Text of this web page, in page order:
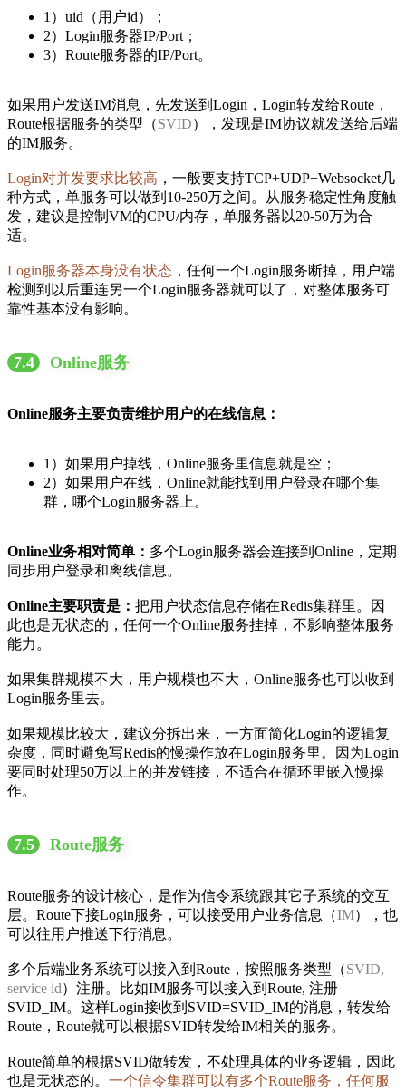
1）uid（用户id）；
2）Login服务器IP/Port；
3）Route服务器的IP/Port。
如果用户发送IM消息，先发送到Login，Login转发给Route，
Route根据服务的类型（SVID），发现是IM协议就发送给后端
的IM服务。
Login对并发要求比较高 ，一般要支持TCP+UDP+Websocket几
种方式，单服务可以做到10-250万之间。从服务稳定性角度触
发，建议是控制VM的CPU/内存，单服务器以20-50万为合
适。
Login服务器本身没有状态 ，任何一个Login服务断掉，用户端
检测到以后重连另一个Login服务器就可以了，对整体服务可
靠性基本没有影响。
7.4 Online服务
Online服务主要负责维护用户的在线信息：
1）如果用户掉线，Online服务里信息就是空；
2）如果用户在线，Online就能找到用户登录在哪个集
群，哪个Login服务器上。
Online业务相对简单： 多个Login服务器会连接到Online，定期
同步用户登录和离线信息。
Online主要职责是： 把用户状态信息存储在Redis集群里。因
此也是无状态的，任何一个Online服务挂掉，不影响整体服务
能力。
如果集群规模不大，用户规模也不大，Online服务也可以收到
Login服务里去。
如果规模比较大，建议分拆出来，一方面简化Login的逻辑复
杂度，同时避免写Redis的慢操作放在Login服务里。因为Login
要同时处理50万以上的并发链接，不适合在循环里嵌入慢操
作。
7.5 Route服务
Route服务的设计核心，是作为信令系统跟其它子系统的交互
层。Route下接Login服务，可以接受用户业务信息（IM），也
可以往用户推送下行消息。
多个后端业务系统可以接入到Route，按照服务类型（SVID,
service id）注册。比如IM服务可以接入到Route, 注册
SVID_IM。这样Login接收到SVID=SVID_IM的消息，转发给
Route，Route就可以根据SVID转发给IM相关的服务。
Route简单的根据SVID做转发，不处理具体的业务逻辑，因此
也是无状态的。 一个信令集群可以有多个Route服务，任何服